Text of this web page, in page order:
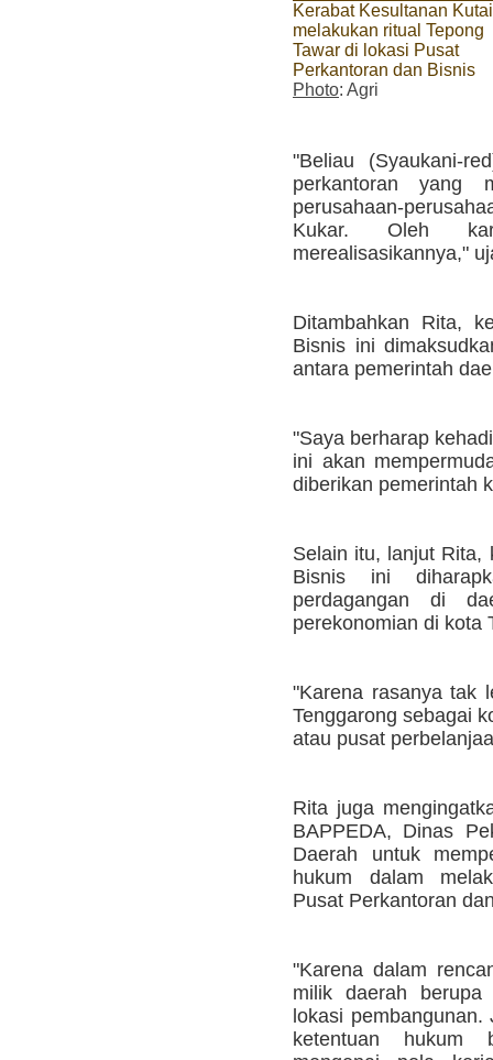
Kerabat Kesultanan Kutai
melakukan ritual Tepong
Tawar di lokasi Pusat
Perkantoran dan Bisnis
Photo: Agri
"Beliau (Syaukani-
perkantoran yang
perusahaan-
Kukar. Oleh
merealisasikannya,"
Ditambahkan Rita,
Bisnis ini
antara pemerintah
"Saya berharap
ini akan
diberikan pemerintah
Selain itu, lanjut Rita,
Bisnis ini
perdagangan di
perekonomian di kota
"Karena rasanya tak
Tenggarong sebagai
atau pusat
Rita juga
BAPPEDA, Dinas
Daerah untuk
hukum dalam
Pusat Perkantoran
"Karena dalam
milik daerah
lokasi
ketentuan hukum